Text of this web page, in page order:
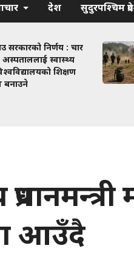
देश सुदुरपश्चिम
सरकारको निर्णय : चार
अस्पताललाई स्वास्थ्य
शिक्षण
बनाउने
आउँदै